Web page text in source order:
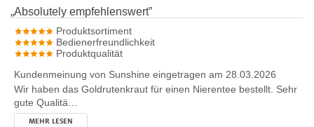
„Absolutely empfehlenswert”
Produktsortiment
Bedienerfreundlichkeit
Produktqualität
Kundenmeinung von Sunshine eingetragen am 28.03.2026
Wir haben das Goldrutenkraut für einen Nierentee bestellt. Sehr
gute Qualitä…
MEHR LESEN